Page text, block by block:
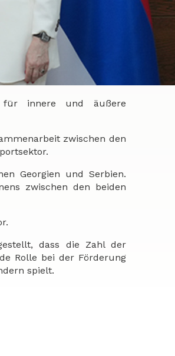
für innere und äußere
zwischen den
Georgien und Serbien.
zwischen den beiden
dass die Zahl der
Rolle bei der Förderung
spielt.